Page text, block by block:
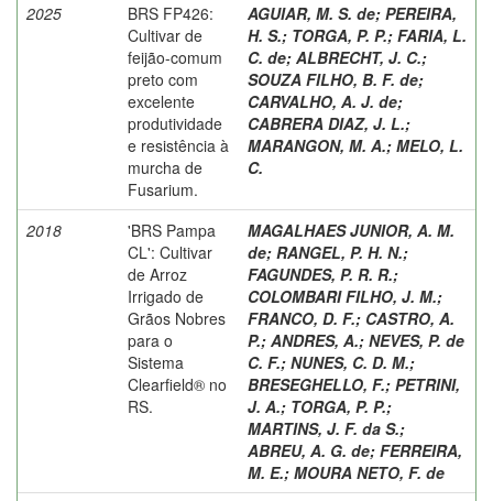
2025
BRS FP426:
Cultivar de
feijão-comum
preto com
excelente
produtividade
e resistência à
murcha de
Fusarium.
AGUIAR, M. S. de; PEREIRA,
H. S.; TORGA, P. P.; FARIA, L.
C. de; ALBRECHT, J. C.;
SOUZA FILHO, B. F. de;
CARVALHO, A. J. de;
CABRERA DIAZ, J. L.;
MARANGON, M. A.; MELO, L.
C.
2018
'BRS Pampa
CL': Cultivar
de Arroz
Irrigado de
Grãos Nobres
para o
Sistema
Clearfield® no
RS.
MAGALHAES JUNIOR, A. M.
de; RANGEL, P. H. N.;
FAGUNDES, P. R. R.;
COLOMBARI FILHO, J. M.;
FRANCO, D. F.; CASTRO, A.
P.; ANDRES, A.; NEVES, P. de
C. F.; NUNES, C. D. M.;
BRESEGHELLO, F.; PETRINI,
J. A.; TORGA, P. P.;
MARTINS, J. F. da S.;
ABREU, A. G. de; FERREIRA,
M. E.; MOURA NETO, F. de